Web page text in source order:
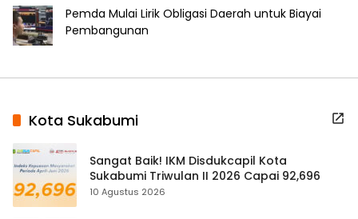
Pemda Mulai Lirik Obligasi Daerah untuk Biayai
Pembangunan
Kota Sukabumi
Sangat Baik! IKM Disdukcapil Kota
Sukabumi Triwulan II 2026 Capai 92,696
10 Agustus 2026